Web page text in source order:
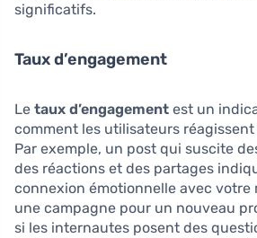
significatifs.
Taux d’engagement
Le taux d’engagement est un
comment les utilisateurs
Par exemple, un post qui suscite
des réactions et des partages
connexion émotionnelle avec votre
une campagne pour un nouveau
si les internautes posent des